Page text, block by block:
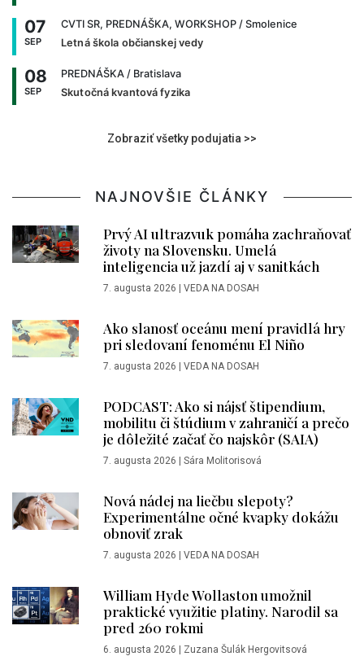
07
SEP
CVTI SR, PREDNÁŠKA, WORKSHOP / Smolenice
Letná škola občianskej vedy
08
SEP
PREDNÁŠKA / Bratislava
Skutočná kvantová fyzika
Zobraziť všetky podujatia >>
NAJNOVŠIE ČLÁNKY
Prvý AI ultrazvuk pomáha zachraňovať
životy na Slovensku. Umelá
inteligencia už jazdí aj v sanitkách
7. augusta 2026 | VEDA NA DOSAH
Ako slanosť oceánu mení pravidlá hry
pri sledovaní fenoménu El Niño
7. augusta 2026 | VEDA NA DOSAH
PODCAST: Ako si nájsť štipendium,
mobilitu či štúdium v zahraničí a prečo
je dôležité začať čo najskôr (SAIA)
7. augusta 2026 | Sára Molitorisová
Nová nádej na liečbu slepoty?
Experimentálne očné kvapky dokážu
obnoviť zrak
7. augusta 2026 | VEDA NA DOSAH
William Hyde Wollaston umožnil
praktické využitie platiny. Narodil sa
pred 260 rokmi
6. augusta 2026 | Zuzana Šulák Hergovitsová